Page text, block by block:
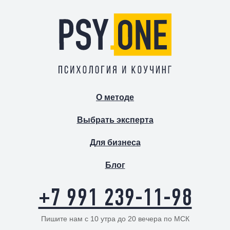
О методе
Выбрать эксперта
Для бизнеса
+7 991 239-11-98
Пишите нам с 10 утра до 20 вечера по МСК
Блог